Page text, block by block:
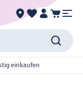
einkaufen